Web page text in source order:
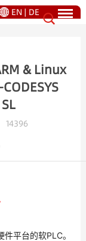
EN | DE
& Linux
14396
平台的软PLC。